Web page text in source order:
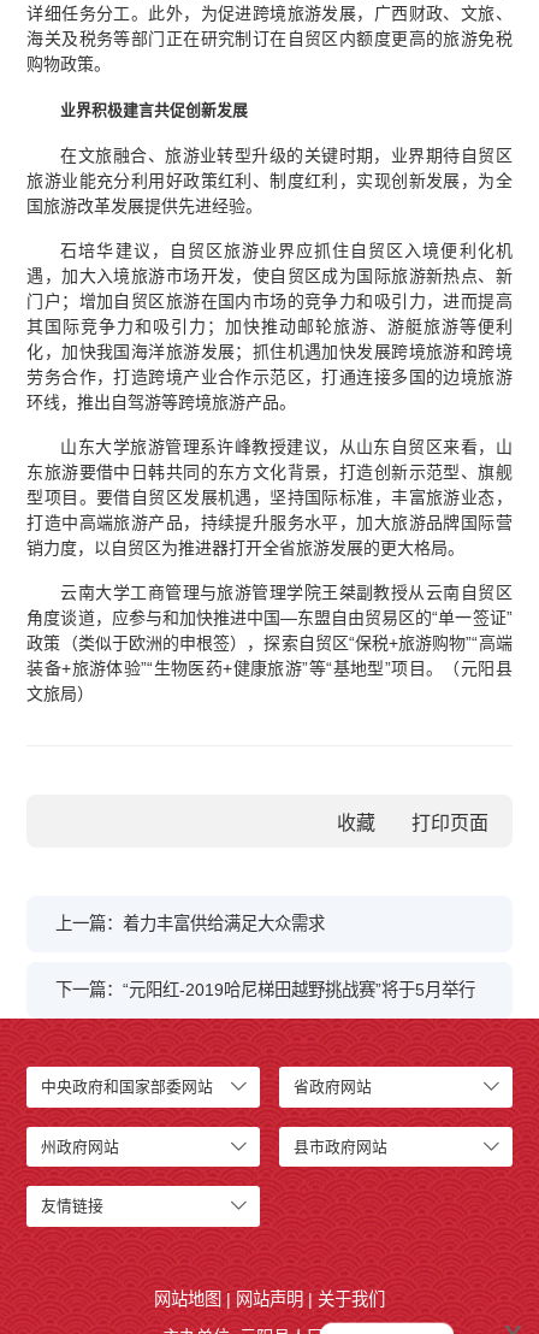
详细任务分工。此外，为促进跨境旅游发展，广西财政、文旅、
海关及税务等部门正在研究制订在自贸区内额度更高的旅游免税
购物政策。
业界积极建言共促创新发展
在文旅融合、旅游业转型升级的关键时期，业界期待自贸区
旅游业能充分利用好政策红利、制度红利，实现创新发展，为全
国旅游改革发展提供先进经验。
石培华建议，自贸区旅游业界应抓住自贸区入境便利化机
遇，加大入境旅游市场开发，使自贸区成为国际旅游新热点、新
门户；增加自贸区旅游在国内市场的竞争力和吸引力，进而提高
其国际竞争力和吸引力；加快推动邮轮旅游、游艇旅游等便利
化，加快我国海洋旅游发展；抓住机遇加快发展跨境旅游和跨境
劳务合作，打造跨境产业合作示范区，打通连接多国的边境旅游
环线，推出自驾游等跨境旅游产品。
山东大学旅游管理系许峰教授建议，从山东自贸区来看，山
东旅游要借中日韩共同的东方文化背景，打造创新示范型、旗舰
型项目。要借自贸区发展机遇，坚持国际标准，丰富旅游业态，
打造中高端旅游产品，持续提升服务水平，加大旅游品牌国际营
销力度，以自贸区为推进器打开全省旅游发展的更大格局。
云南大学工商管理与旅游管理学院王桀副教授从云南自贸区
角度谈道，应参与和加快推进中国—东盟自由贸易区的“单一签证”
政策（类似于欧洲的申根签），探索自贸区“保税+旅游购物”“高端
装备+旅游体验”“生物医药+健康旅游”等“基地型”项目。（元阳县
文旅局）
收藏
上一篇：着力丰富供给满足大众需求
下一篇：“元阳红-2019哈尼梯田越野挑战赛”将于5月举行
中央政府和国家部委网站 省政府网站
州政府网站 县市政府网站
友情链接
网站地图 | 网站声明 | 关于我们